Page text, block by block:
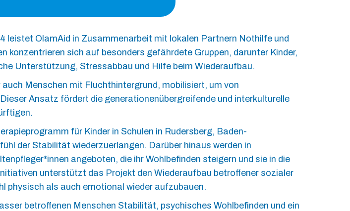
leistet OlamAid in Zusammenarbeit mit lokalen Partnern Nothilfe und
konzentrieren sich auf besonders gefährdete Gruppen, darunter Kinder,
Unterstützung, Stressabbau und Hilfe beim Wiederaufbau.
Menschen mit Fluchthintergrund, mobilisiert, um von
Ansatz fördert die generationenübergreifende und interkulturelle
für Kinder in Schulen in Rudersberg, Baden-
der Stabilität wiederzuerlangen. Darüber hinaus werden in
angeboten, die ihr Wohlbefinden steigern und sie in die
unterstützt das Projekt den Wiederaufbau betroffener sozialer
physisch als auch emotional wieder aufzubauen.
betroffenen Menschen Stabilität, psychisches Wohlbefinden und ein